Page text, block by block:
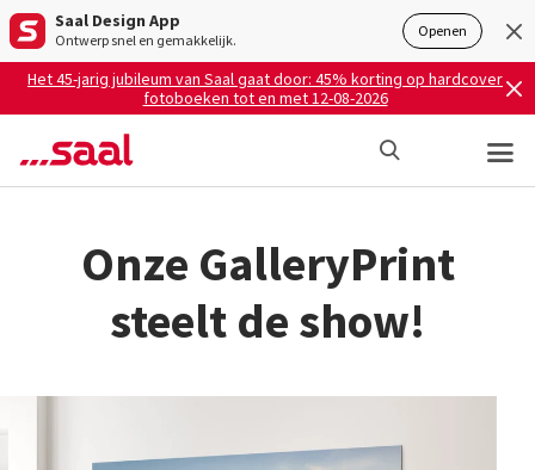
Saal Design App
Ontwerp snel en gemakkelijk. Openen
Het 45-jarig jubileum van Saal gaat door: 45% korting op hardcover
fotoboeken tot en met 12-08-2026
Onze GalleryPrint
steelt de show!